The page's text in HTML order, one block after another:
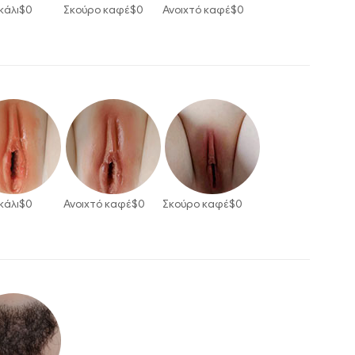
$0 Σκούρο καφέ$0 Ανοιχτό καφέ$0
$0 Ανοιχτό καφέ$0 Σκούρο καφέ$0